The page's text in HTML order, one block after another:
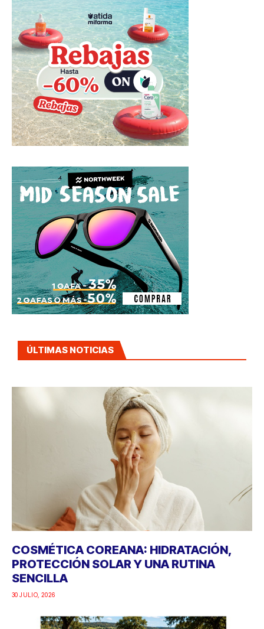
ÚLTIMAS NOTICIAS
COSMÉTICA COREANA: HIDRATACIÓN,
PROTECCIÓN SOLAR Y UNA RUTINA
SENCILLA
30 JULIO, 2026